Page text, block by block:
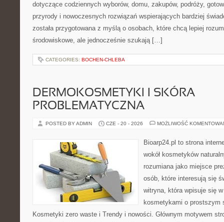
dotyczące codziennych wyborów, domu, zakupów, podróży,
przyrody i nowoczesnych rozwiązań wspierających bardziej
została przygotowana z myślą o osobach, które chcą lepiej
środowiskowe, ale jednocześnie szukają […]
CATEGORIES: BOCHEN-CHLEBA
DERMOKOSMETYKI I SKÓRA
PROBLEMATYCZNA
POSTED BY ADMIN CZE - 20 - 2026 MOŻLIWOŚĆ
Bioarp24.pl to strona
wokół kosmetyków
rozumiana jako miejsce
osób, które interesują się
witryna, która wpisuje się
kosmetykami o prostszym
Kosmetyki zero waste i Trendy i nowości. Głównym motywem